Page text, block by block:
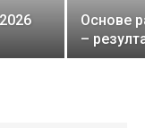
Основе
–